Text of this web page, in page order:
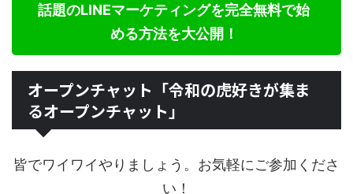
話題のLINEマーケティングを完全無料で始
める方法を大公開！
オープンチャット「令和の虎好きが集ま
るオープンチャット」
皆でワイワイやりましょう。お気軽にご参加くださ
い！